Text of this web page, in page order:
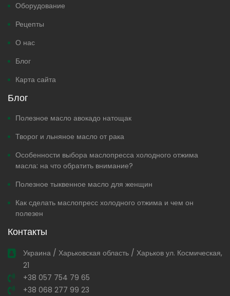
Оборудование
Рецепты
О нас
Блог
Карта сайта
Блог
Полезное масло авокадо натощак
Творог и льняное масло от рака
Особенности выбора маслопресса холодного отжима
масла: на что обратить внимание?
Полезное тыквенное масло для женщин
Как сделать маслопресс холодного отжима и чем он
полезен
Контакты
Украина / Харьковская область / Харьков ул. Космическая,
21
+38 057 754 79 65
+38 068 277 99 23